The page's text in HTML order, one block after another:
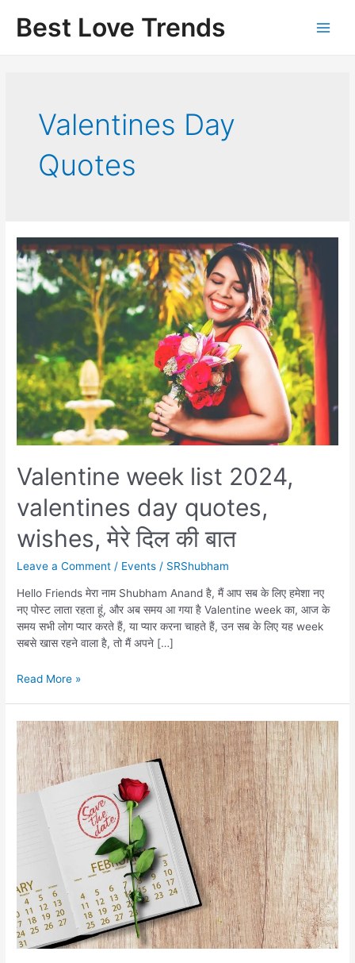
contentBest Love Trends
Valentines Day
Quotes
Valentine week list 2024,
valentines day quotes,
wishes, मेरे दिल की बात
Leave a Comment / Events / SRShubham
Hello Friends मेरा नाम Shubham Anand है, मैं आप सब के लिए हमेशा नए
नए पोस्ट लाता रहता हूं, और अब समय आ गया है Valentine week का, आज के
समय सभी लोग प्यार करते हैं, या प्यार करना चाहते हैं, उन सब के लिए यह week
सबसे खास रहने वाला है, तो मैं अपने […]
Valentine
2024,
valentines
day
quotes,
wishes,
Read More »